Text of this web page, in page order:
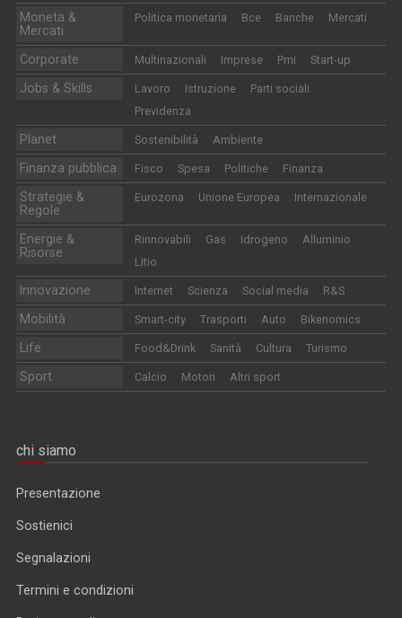
Moneta &
Mercati
Politica monetaria Bce Banche Mercati
Corporate Multinazionali Imprese Pmi Start-up
Jobs & Skills Lavoro Istruzione
Parti sociali
Previdenza
Planet Sostenibilità Ambiente
Finanza pubblica Fisco Spesa Politiche Finanza
Strategie &
Regole
Eurozona Unione Europea Internazionale
Energie &
Risorse
Rinnovabili Gas Idrogeno
Alluminio
Litio
Innovazione Internet Scienza Social media R&S
Mobilità Smart-city Trasporti Auto Bikenomics
Life Food&Drink Sanità Cultura Turismo
Sport Calcio Motori Altri sport
chi siamo
Presentazione
Sostienici
Segnalazioni
Termini e condizioni